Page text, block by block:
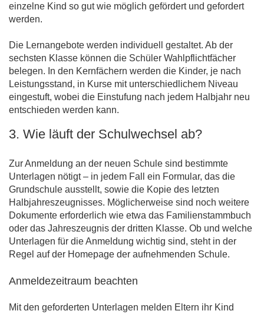
einzelne Kind so gut wie möglich gefördert und gefordert
werden.
Die Lernangebote werden individuell gestaltet. Ab der
sechsten Klasse können die Schüler Wahlpflichtfächer
belegen. In den Kernfächern werden die Kinder, je nach
Leistungsstand, in Kurse mit unterschiedlichem Niveau
eingestuft, wobei die Einstufung nach jedem Halbjahr neu
entschieden werden kann.
3. Wie läuft der Schulwechsel ab?
Zur Anmeldung an der neuen Schule sind bestimmte
Unterlagen nötigt – in jedem Fall ein Formular, das die
Grundschule ausstellt, sowie die Kopie des letzten
Halbjahreszeugnisses. Möglicherweise sind noch weitere
Dokumente erforderlich wie etwa das Familienstammbuch
oder das Jahreszeugnis der dritten Klasse. Ob und welche
Unterlagen für die Anmeldung wichtig sind, steht in der
Regel auf der Homepage der aufnehmenden Schule.
Anmeldezeitraum beachten
Mit den geforderten Unterlagen melden Eltern ihr Kind